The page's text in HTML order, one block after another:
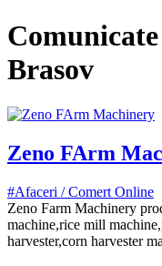
Brasov
Zeno FArm
#Afaceri / Comert Online
Zeno Farm Machinery
machine,rice mill
harvester,corn harvester